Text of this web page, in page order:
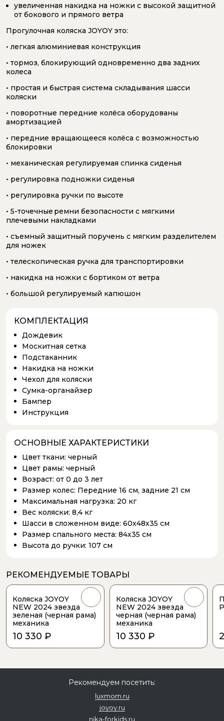
увеличенная накидка на ножки с высокой защитной
от бокового и прямого ветра
Прогулочная коляска JOYOY это:
• легкая алюминиевая конструкция
• тормоз, блокирующий одновременно два задних
колеса
• простая и быстрая система складывания шасси
коляски
• поворотные передние колёса оборудованы
амортизацией
• передние вращающееся колёса с возможностью
блокировки
• механическая регулируемая спинка сиденья
• регулировка подножки сиденья
• регулировка ручки по высоте
• 5-точечные ремни безопасности с мягкими
плечевыми накладками
• съемный защитный поручень с мягким разделителем
для ножек
• телескопическая ручка для транспортировки
• накидка на ножки с бортиком от ветра
• большой регулируемый капюшон
КОМПЛЕКТАЦИЯ
Дождевик
Москитная сетка
Подстаканник
Накидка на ножки
Чехол для коляски
Сумка-органайзер
Бампер
Инструкция
ОСНОВНЫЕ ХАРАКТЕРИСТИКИ
Цвет ткани: черный
Цвет рамы: черный
Возраст: от 0 до 3 лет
Размер колес: Передние 16 см, задние 21 см
Максимальная нагрузка: 20 кг
Вес коляски: 8,4 кг
Шасси в сложенном виде: 60х48х35 см
Размер спального места: 84х35 см
Высота до ручки: 107 см
РЕКОМЕНДУЕМЫЕ ТОВАРЫ
Коляска JOYOY
NEW 2024 звезда
зеленая (черная рама)
механика
10 330 ₽
Коляска JOYOY
NEW 2024 звезда
черная (черная рама)
механика
10 330 ₽
Рекомендуем посетить:
luxmom.ru
joyoy.ru
nika-forkids.ru